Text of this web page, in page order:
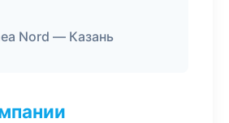
Nord — Казань